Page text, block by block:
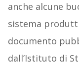
anche alcune
sistema
documento
dall’Istituto di